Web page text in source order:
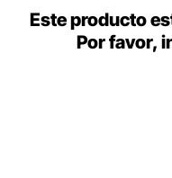
Este producto
Por favor,